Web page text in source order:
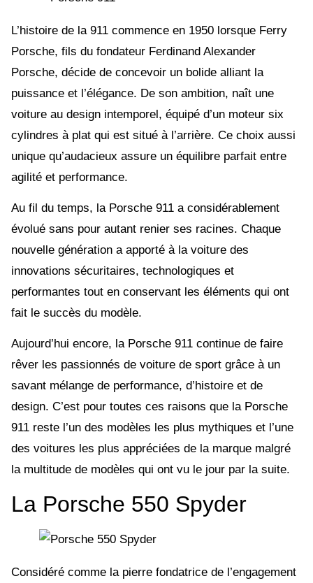
L’histoire de la 911 commence en 1950 lorsque Ferry
Porsche, fils du fondateur Ferdinand Alexander
Porsche, décide de concevoir un bolide alliant la
puissance et l’élégance. De son ambition, naît une
voiture au design intemporel, équipé d’un moteur six
cylindres à plat qui est situé à l’arrière. Ce choix aussi
unique qu’audacieux assure un équilibre parfait entre
agilité et performance.
Au fil du temps, la Porsche 911 a considérablement
évolué sans pour autant renier ses racines. Chaque
nouvelle génération a apporté à la voiture des
innovations sécuritaires, technologiques et
performantes tout en conservant les éléments qui ont
fait le succès du modèle.
Aujourd’hui encore, la Porsche 911 continue de faire
rêver les passionnés de voiture de sport grâce à un
savant mélange de performance, d’histoire et de
design. C’est pour toutes ces raisons que la Porsche
911 reste l’un des modèles les plus mythiques et l’une
des voitures les plus appréciées de la marque malgré
la multitude de modèles qui ont vu le jour par la suite.
La Porsche 550 Spyder
Considéré comme la pierre fondatrice de l’engagement